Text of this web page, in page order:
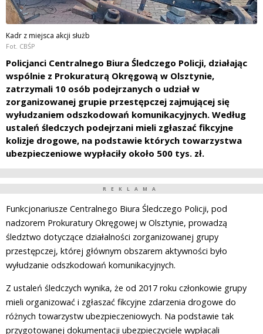
Kadr z miejsca akcji służb
Fot. CBŚP
Policjanci Centralnego Biura Śledczego Policji, działając
wspólnie z Prokuraturą Okręgową w Olsztynie,
zatrzymali 10 osób podejrzanych o udział w
zorganizowanej grupie przestępczej zajmującej się
wyłudzaniem odszkodowań komunikacyjnych. Według
ustaleń śledczych podejrzani mieli zgłaszać fikcyjne
kolizje drogowe, na podstawie których towarzystwa
ubezpieczeniowe wypłaciły około 500 tys. zł.
REKLAMA
Funkcjonariusze Centralnego Biura Śledczego Policji, pod
nadzorem Prokuratury Okręgowej w Olsztynie, prowadzą
śledztwo dotyczące działalności zorganizowanej grupy
przestępczej, której głównym obszarem aktywności było
wyłudzanie odszkodowań komunikacyjnych.
Z ustaleń śledczych wynika, że od 2017 roku członkowie grupy
mieli organizować i zgłaszać fikcyjne zdarzenia drogowe do
różnych towarzystw ubezpieczeniowych. Na podstawie tak
przygotowanej dokumentacji ubezpieczyciele wypłacali